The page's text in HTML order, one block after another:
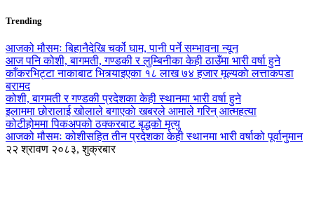
Trending
आजको मौसमः बिहानैदेखि चर्को घाम, पानी पर्ने सम्भावना न्यून
आज पनि कोशी, बागमती, गण्डकी र लुम्बिनीका केही ठाउँमा भारी वर्षा हुने
काँकरभिट्टा नाकाबाट भित्र्याइएका १८ लाख ७४ हजार मूल्यकाे लत्ताकपडा
बरामद
कोशी, बागमती र गण्डकी प्रदेशका केही स्थानमा भारी वर्षा हुने
इलाममा छोरालाई खोलाले बगाएकाे खबरले आमाले गरिन् आत्महत्या
कोटीहोममा पिकअपको ठक्करबाट बृद्धको मृत्यु
आजको मौसमः कोशीसहित तीन प्रदेशका केही स्थानमा भारी वर्षाको पूर्वानुमान
२२ श्रावण २०८३, शुक्रबार